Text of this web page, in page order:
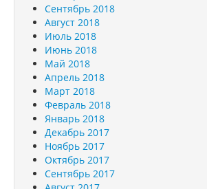
Сентябрь 2018
Август 2018
Июль 2018
Июнь 2018
Май 2018
Апрель 2018
Март 2018
Февраль 2018
Январь 2018
Декабрь 2017
Ноябрь 2017
Октябрь 2017
Сентябрь 2017